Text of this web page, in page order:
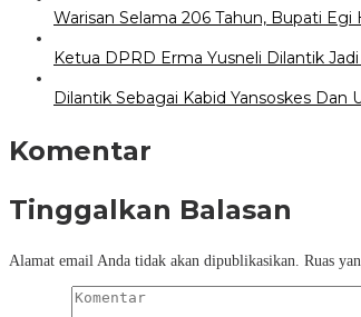
Warisan Selama 206 Tahun, Bupati
Ketua DPRD Erma Yusneli Dilantik
Dilantik Sebagai Kabid Yansoskes
Komentar
Tinggalkan Balasan
Alamat email Anda tidak akan dipublikasikan. Ruas